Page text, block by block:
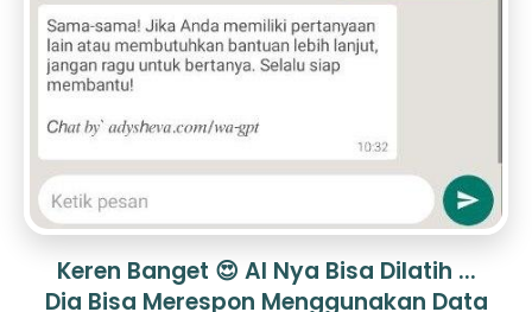
Keren Banget 😍 AI Nya Bisa Dilatih ...
Dia Bisa Merespon Menggunakan Data